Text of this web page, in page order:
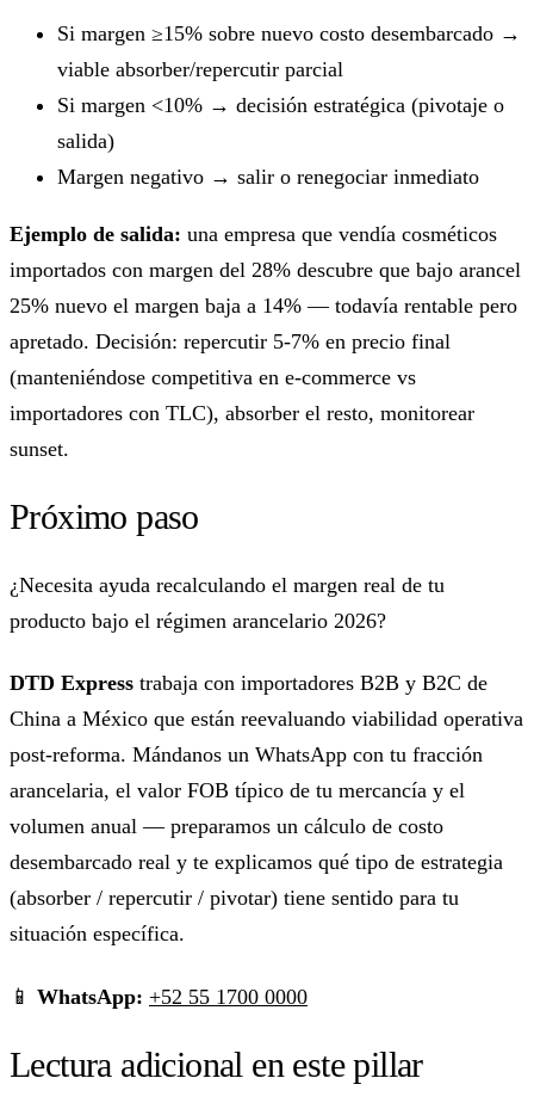
Si margen ≥15% sobre nuevo costo desembarcado →
viable absorber/repercutir parcial
Si margen <10% → decisión estratégica (pivotaje o
salida)
Margen negativo → salir o renegociar inmediato
Ejemplo de salida: una empresa que vendía cosméticos
importados con margen del 28% descubre que bajo arancel
25% nuevo el margen baja a 14% — todavía rentable pero
apretado. Decisión: repercutir 5-7% en precio final
(manteniéndose competitiva en e-commerce vs
importadores con TLC), absorber el resto, monitorear
sunset.
Próximo paso
¿Necesita ayuda recalculando el margen real de tu
producto bajo el régimen arancelario 2026?
DTD Express trabaja con importadores B2B y B2C de
China a México que están reevaluando viabilidad operativa
post-reforma. Mándanos un WhatsApp con tu fracción
arancelaria, el valor FOB típico de tu mercancía y el
volumen anual — preparamos un cálculo de costo
desembarcado real y te explicamos qué tipo de estrategia
(absorber / repercutir / pivotar) tiene sentido para tu
situación específica.
📱 WhatsApp: +52 55 1700 0000
Lectura adicional en este pillar